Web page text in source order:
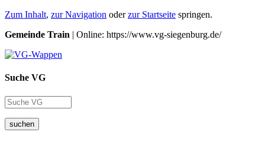
Zum Inhalt, zur Navigation oderzur Startseite springen.
Gemeinde Train | Online: https://www.vg-siegenburg.de/
Suche VG
suchen